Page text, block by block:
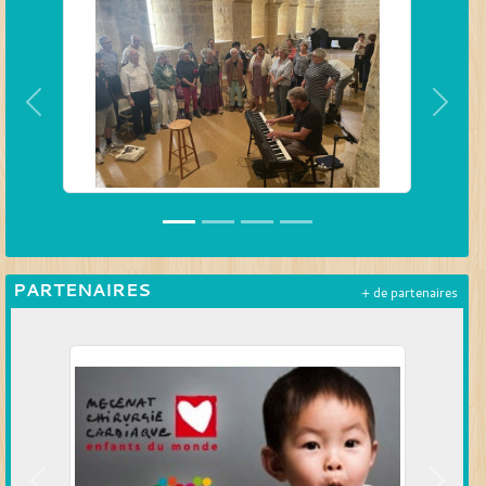
Précedent
PARTENAIRES + de partenaires